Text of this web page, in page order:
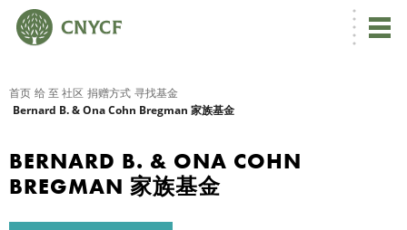
首页 给 至 社区 捐赠方式 寻找基金
Bernard B. & Ona Cohn Bregman 家族基金
BERNARD B. & ONA COHN
BREGMAN 家族基金